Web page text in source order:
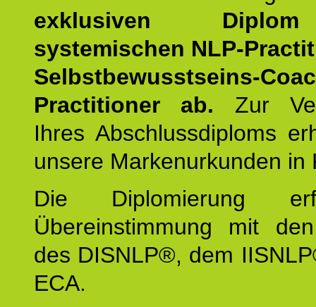
exklusiven
systemischen NLP-
Selbstbewusstseins-
Practitioner ab. Zur
Ihres Abschlussdiploms
unsere Markenurkunden in
Die Diplomierung
Übereinstimmung mit
des DISNLP®, dem
ECA.